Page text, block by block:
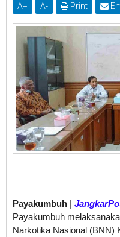
A+ A- Print
Payakumbuh |
Payakumbuh
Narkotika Nasional (BNN)